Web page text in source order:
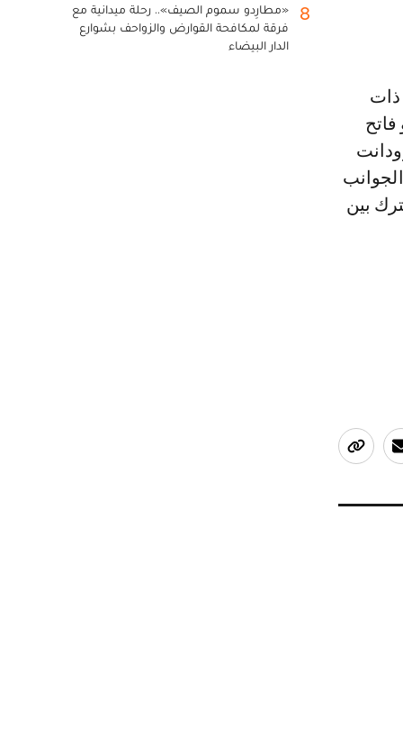
ذات
الفترة ما بين 20 يونيو و فاتح
بين
8
«مطارِدو سموم الصيف».. رحلة ميدانية مع
فرقة لمكافحة القوارض والزواحف بشوارع
الدار البيضاء